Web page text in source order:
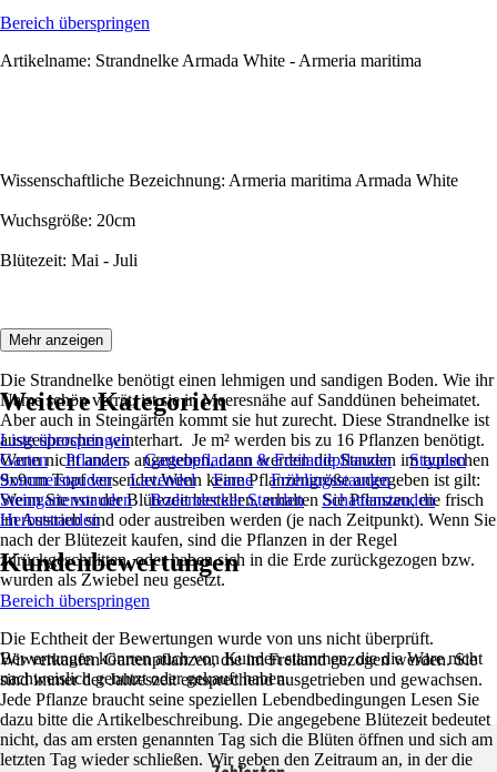
Bereich überspringen
Artikelname: Strandnelke Armada White - Armeria maritima
Wissenschaftliche Bezeichnung: Armeria maritima Armada White
Wuchsgröße: 20cm
Blütezeit: Mai - Juli
Beschreibung:
Die Strandnelke benötigt einen lehmigen und sandigen Boden. Wie ihr
Name schön verrät, ist sie in Meeresnähe auf Sanddünen beheimatet.
Aber auch in Steingärten kommt sie hut zurecht. Diese Strandnelke ist
ausgesprochen winterhart. Je m² werden bis zu 16 Pflanzen benötigt.
Wenn nicht anders angegeben, dann werden die Stauden im typischen
9x9cm Topf versendet.Wenn keine Pflanzengröße angegeben ist gilt:
Wenn Sie vor der Blütezeit bestellen, erhalten Sie Pflanzen, die frisch
im Austrieb sind oder austreiben werden (je nach Zeitpunkt). Wenn Sie
nach der Blütezeit kaufen, sind die Pflanzen in der Regel
zurückgeschnitten, oder haben sich in die Erde zurückgezogen bzw.
wurden als Zwiebel neu gesetzt.
Wir verkaufen Gartenpflanzen, die im Freiland gezogen werden. Sie
sind immer der Jahreszeit entsprechend ausgetrieben und gewachsen.
Jede Pflanze braucht seine speziellen Lebendbedingungen Lesen Sie
dazu bitte die Artikelbeschreibung. Die angegebene Blütezeit bedeutet
nicht, das am ersten genannten Tag sich die Blüten öffnen und sich am
letzten Tag wieder schließen. Wir geben den Zeitraum an, in der die
Mehr anzeigen
Weitere Kategorien
Liste überspringen
Garten
Pflanzen Gartenpflanzen & Freilandpflanzen
Stauden
Sommerstauden
Lavendel Farne
Frühlingsstauden
Steingartenstauden
Bodendecker Stauden
Schattenstauden
Herbststauden
Kundenbewertungen
Bereich überspringen
Die Echtheit der Bewertungen wurde von uns nicht überprüft.
Bewertungen können auch von Kunden stammen, die die Ware nicht
nachweislich genutzt oder gekauft haben.